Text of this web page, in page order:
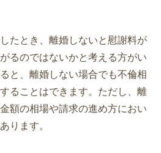
たとき、離婚しないと慰謝料が
るのではないかと考える方がい
と、離婚しない場合でも不倫相
ることはできます。ただし、離
額の相場や請求の進め方におい
ります。